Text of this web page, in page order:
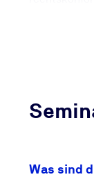
dafür, dass
bzw. zum
rechtliches,
Was sind